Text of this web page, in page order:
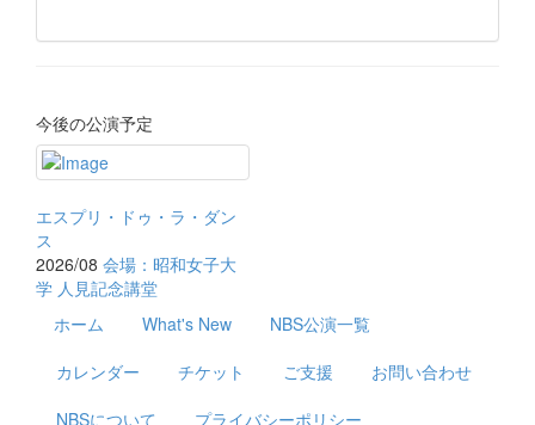
今後の公演予定
エスプリ・ドゥ・ラ・ダン
ス
2026/08 会場：昭和女子大
学 人見記念講堂
ホーム
What's New
NBS公演一覧
カレンダー
チケット ご支援
お問い合わせ
NBSについて
プライバシーポリシー